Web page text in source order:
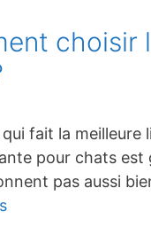
choisir
qui fait la
pour chats est
pas aussi